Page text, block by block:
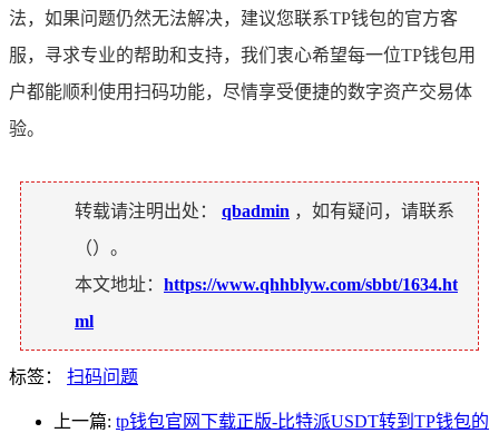
法，如果问题仍然无法解决，建议您联系TP钱包的官方客
服，寻求专业的帮助和支持，我们衷心希望每一位TP钱包用
户都能顺利使用扫码功能，尽情享受便捷的数字资产交易体
验。
转载请注明出处： qbadmin ，如有疑问，请联系
（）。
本文地址： https://www.qhhblyw.com/sbbt/1634.ht
ml
标签： 扫码问题
上一篇: tp钱包官网下载正版-比特派USDT转到TP钱包的